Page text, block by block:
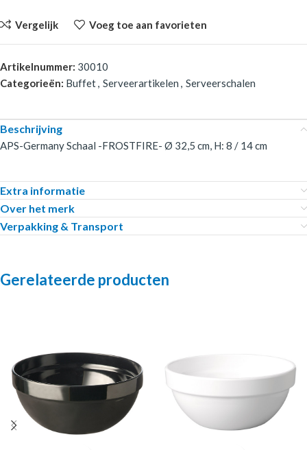
Vergelijk Voeg toe aan favorieten
Artikelnummer: 30010
Categorieën: Buffet, Serveerartikelen , Serveerschalen
Beschrijving
APS-Germany Schaal -FROSTFIRE- Ø 32,5 cm, H: 8 / 14 cm
Extra informatie
Over het merk
Verpakking & Transport
Gerelateerde producten